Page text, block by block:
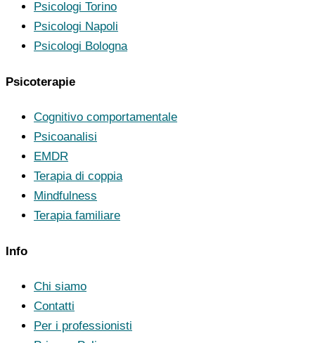
Psicologi Torino
Psicologi Napoli
Psicologi Bologna
Psicoterapie
Cognitivo comportamentale
Psicoanalisi
EMDR
Terapia di coppia
Mindfulness
Terapia familiare
Info
Chi siamo
Contatti
Per i professionisti